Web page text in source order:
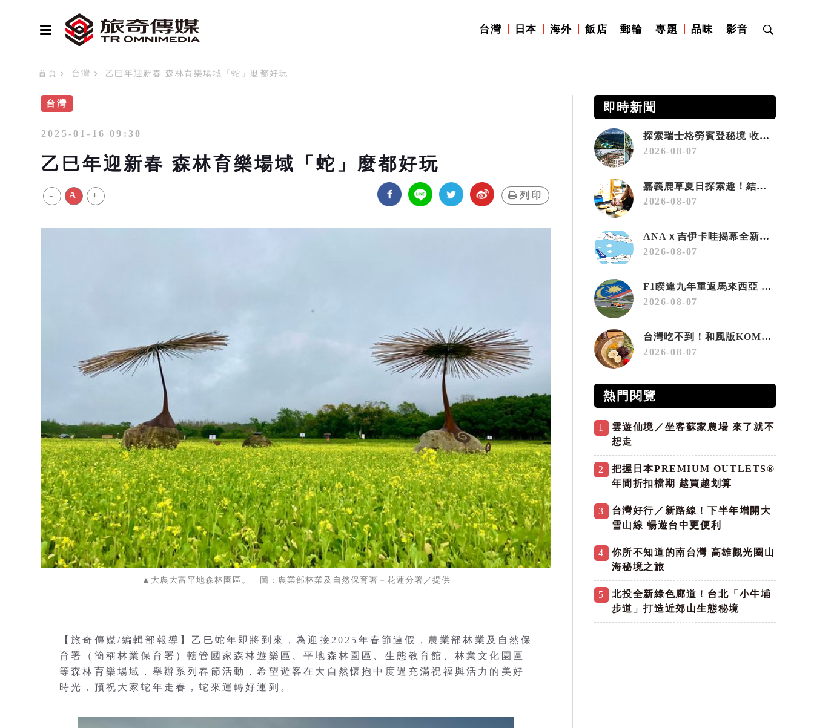
台灣 日本 海外 飯店 郵輪 專題 品味 影音
首頁 台灣 乙巳年迎新春 森林育樂場域「蛇」麼都好玩
台灣
2025-01-16 09:30
乙巳年迎新春 森林育樂場域「蛇」麼都好玩
- A + 列印
▲大農大富平地森林園區。 圖：農業部林業及自然保育署－花蓮分署／提供
【旅奇傳媒/編輯部報導】乙巳蛇年即將到來，為迎接2025年春節連假，農業部林業及自然保
育署（簡稱林業保育署）轄管國家森林遊樂區、平地森林園區、生態教育館、林業文化園區
等森林育樂場域，舉辦系列春節活動，希望遊客在大自然懷抱中度過充滿祝福與活力的美好
時光，預祝大家蛇年走春，蛇來運轉好運到。
即時新聞
探索瑞士格勞賓登秘境 收藏六種阿爾卑斯夏日療癒之旅
2026-08-07
嘉義鹿草夏日探索趣！結合科學、農場與自然的親子小旅行
2026-08-07
ANAｘ吉伊卡哇揭幕全新彩繪機「Chiikawa JET」
2026-08-07
F1睽違九年重返馬來西亞 三大國際賽事打造10月運動旅遊熱潮 賽車、自行車、路跑同週登場
2026-08-07
台灣吃不到！和風版KOMEDA咖啡讓你吃遍名古屋在地美食
2026-08-07
熱門閱覽
1
雲遊仙境／坐客蘇家農場 來了就不
想走
2
把握日本PREMIUM OUTLETS®
年間折扣檔期 越買越划算
3
台灣好行／新路線！下半年增開大
雪山線 暢遊台中更便利
4
你所不知道的南台灣 高雄觀光圈山
海秘境之旅
5
北投全新綠色廊道！台北「小牛埔
步道」打造近郊山生態秘境